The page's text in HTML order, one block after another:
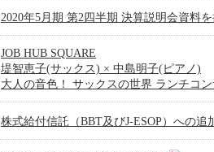
2020年5月期 第2四半期 決算説明会資料
JOB HUB SQUARE
堤智恵子(サックス) × 中島明子(ピアノ)
大人の音色！ サックスの世界 ランチコン
株式給付信託（BBT及びJ-ESOP）への